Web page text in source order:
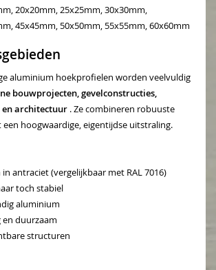
20x20mm, 25x25mm, 30x30mm,
45x45mm, 50x50mm, 55x55mm, 60x60mm
aluminium hoekprofielen worden veelvuldig
bouwprojecten, gevelconstructies,
architectuur . Ze combineren robuuste
hoogwaardige, eigentijdse uitstraling.
antraciet (vergelijkbaar met RAL 7016)
toch stabiel
aluminium
duurzaam
structuren